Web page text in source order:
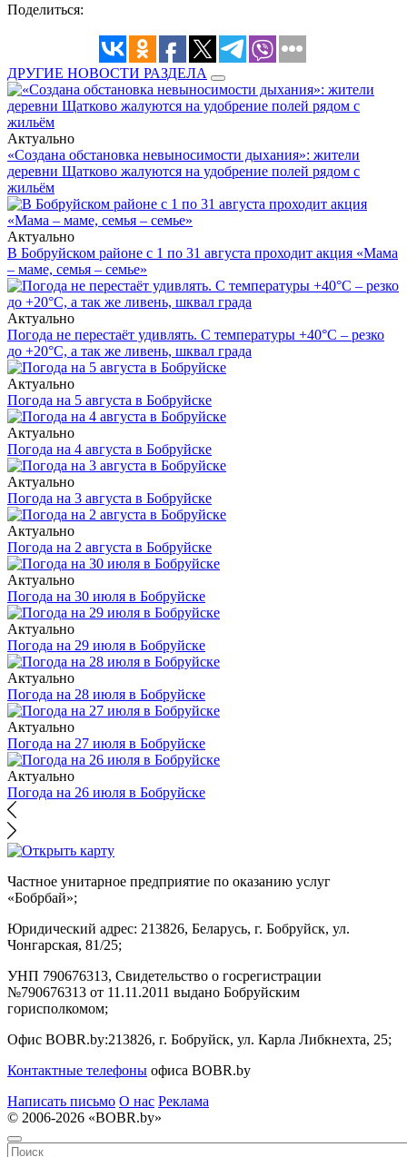
Поделиться:
ДРУГИЕ НОВОСТИ РАЗДЕЛА
Актуально
«Создана обстановка невыносимости дыхания»: жители
деревни Щатково жалуются на удобрение полей рядом с
жильём
Актуально
В Бобруйском районе с 1 по 31 августа проходит акция «Мама
– маме, семья – семье»
Актуально
Погода не перестаёт удивлять. С температуры +40°С – резко
до +20°С, а так же ливень, шквал града
Актуально
Погода на 5 августа в Бобруйске
Актуально
Погода на 4 августа в Бобруйске
Актуально
Погода на 3 августа в Бобруйске
Актуально
Погода на 2 августа в Бобруйске
Актуально
Погода на 30 июля в Бобруйске
Актуально
Погода на 29 июля в Бобруйске
Актуально
Погода на 28 июля в Бобруйске
Актуально
Погода на 27 июля в Бобруйске
Актуально
Погода на 26 июля в Бобруйске
Частное унитарное предприятие по оказанию услуг
«Бобрбай»;
Юридический адрес: 213826, Беларусь, г. Бобруйск, ул.
Чонгарская, 81/25;
УНП 790676313, Свидетельство о госрегистрации
№790676313 от 11.11.2011 выдано Бобруйским
горисполкомом;
Офис BOBR.by:213826, г. Бобруйск, ул. Карла Либкнехта, 25;
Контактные телефоны офиса BOBR.by
Написать письмо О нас Реклама
© 2006-2026 «BOBR.by»